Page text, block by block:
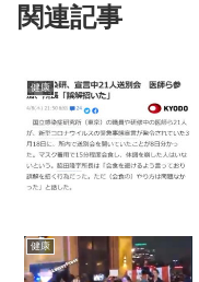
関連記事
健康
健康